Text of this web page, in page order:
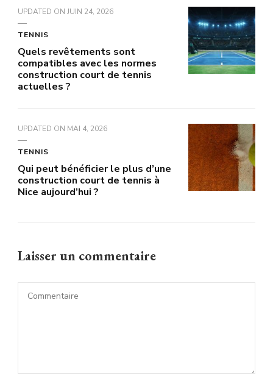
UPDATED ON JUIN 24, 2026
TENNIS
Quels revêtements sont
compatibles avec les normes
construction court de tennis
actuelles ?
UPDATED ON MAI 4, 2026
TENNIS
Qui peut bénéficier le plus d’une
construction court de tennis à
Nice aujourd’hui ?
Laisser un commentaire